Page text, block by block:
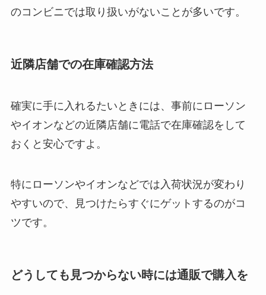
のコンビニでは取り扱いがないことが多いです。
近隣店舗での在庫確認方法
確実に手に入れるたいときには、事前にローソン
やイオンなどの近隣店舗に電話で在庫確認をして
おくと安心ですよ。
特にローソンやイオンなどでは入荷状況が変わり
やすいので、見つけたらすぐにゲットするのがコ
ツです。
どうしても見つからない時には通販で購入を